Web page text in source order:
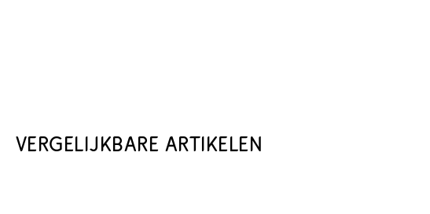
VERGELIJKBARE ARTIKELEN